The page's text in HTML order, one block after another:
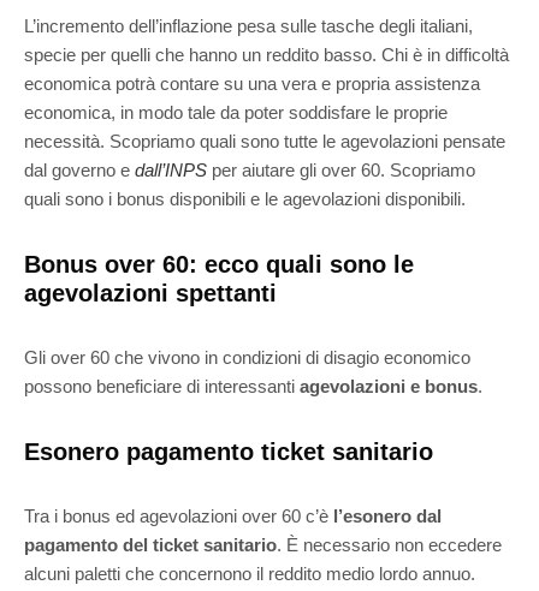
L’incremento dell’inflazione pesa sulle tasche degli italiani,
specie per quelli che hanno un reddito basso. Chi è in difficoltà
economica potrà contare su una vera e propria assistenza
economica, in modo tale da poter soddisfare le proprie
necessità. Scopriamo quali sono tutte le agevolazioni pensate
dal governo e dall’INPS per aiutare gli over 60. Scopriamo
quali sono i bonus disponibili e le agevolazioni disponibili.
Bonus over 60: ecco quali sono le
agevolazioni spettanti
Gli over 60 che vivono in condizioni di disagio economico
possono beneficiare di interessanti agevolazioni e bonus.
Esonero pagamento ticket sanitario
Tra i bonus ed agevolazioni over 60 c’è l’esonero dal
pagamento del ticket sanitario. È necessario non eccedere
alcuni paletti che concernono il reddito medio lordo annuo.